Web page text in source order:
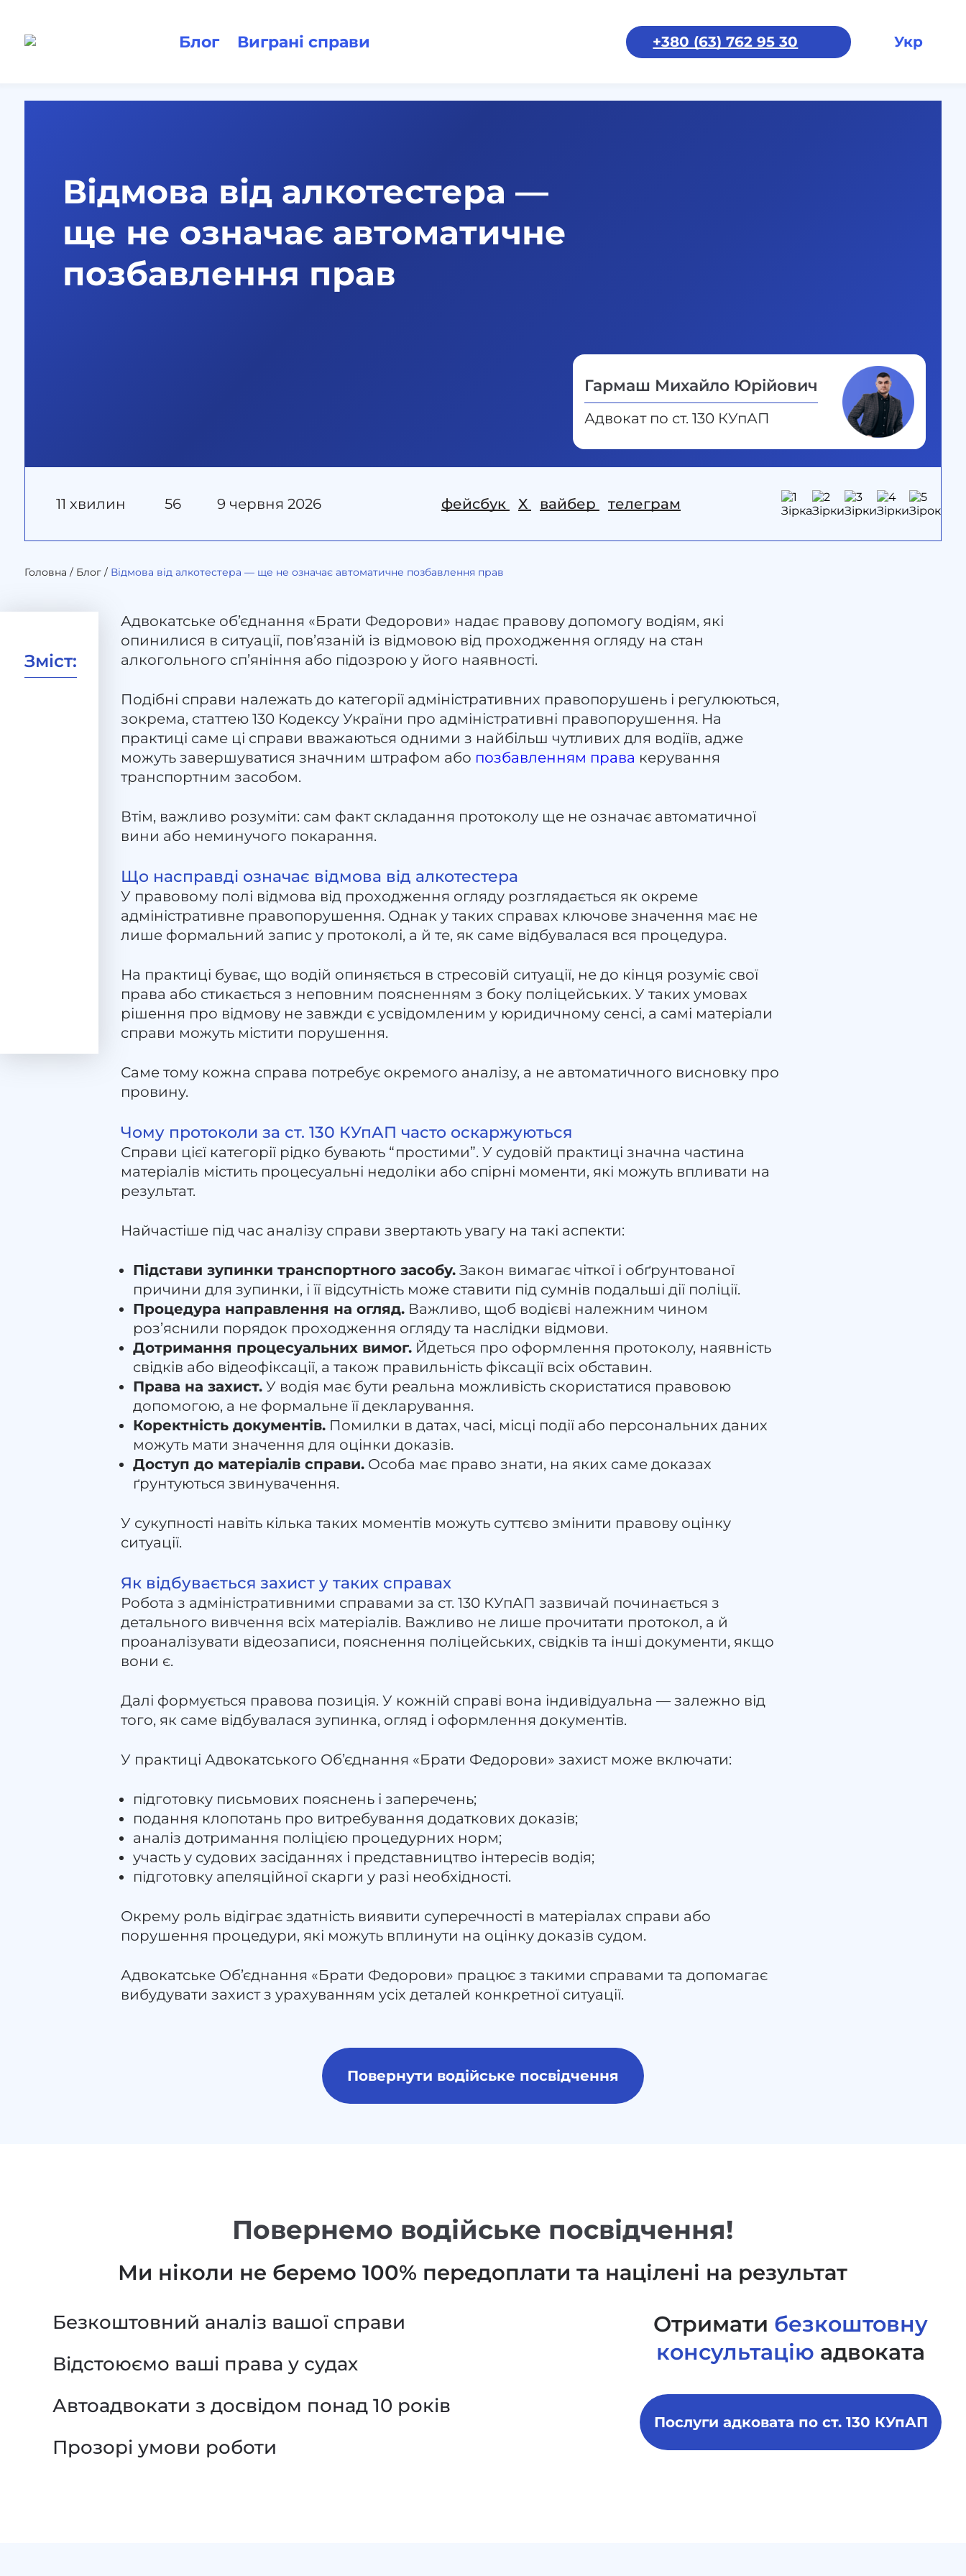
Блог Виграні справи +380 (63) 762 95 30 Укр
Відмова від алкотестера —
ще не означає автоматичне
позбавлення прав
Гармаш Михайло Юрійович
Адвокат по ст. 130 КУпАП
11 хвилин 56 9 червня 2026 фейсбук X вайбер телеграм
Головна / Блог/ Відмова від алкотестера — ще не означає автоматичне позбавлення прав
Зміст:
Адвокатське об’єднання «Брати Федорови» надає правову допомогу водіям, які
опинилися в ситуації, пов’язаній із відмовою від проходження огляду на стан
алкогольного сп’яніння або підозрою у його наявності.
Подібні справи належать до категорії адміністративних правопорушень і регулюються,
зокрема, статтею 130 Кодексу України про адміністративні правопорушення. На
практиці саме ці справи вважаються одними з найбільш чутливих для водіїв, адже
можуть завершуватися значним штрафом або позбавленням права керування
транспортним засобом.
Втім, важливо розуміти: сам факт складання протоколу ще не означає автоматичної
вини або неминучого покарання.
Що насправді означає відмова від алкотестера
У правовому полі відмова від проходження огляду розглядається як окреме
адміністративне правопорушення. Однак у таких справах ключове значення має не
лише формальний запис у протоколі, а й те, як саме відбувалася вся процедура.
На практиці буває, що водій опиняється в стресовій ситуації, не до кінця розуміє свої
права або стикається з неповним поясненням з боку поліцейських. У таких умовах
рішення про відмову не завжди є усвідомленим у юридичному сенсі, а самі матеріали
справи можуть містити порушення.
Саме тому кожна справа потребує окремого аналізу, а не автоматичного висновку про
провину.
Чому протоколи за ст. 130 КУпАП часто оскаржуються
Справи цієї категорії рідко бувають “простими”. У судовій практиці значна частина
матеріалів містить процесуальні недоліки або спірні моменти, які можуть впливати на
результат.
Найчастіше під час аналізу справи звертають увагу на такі аспекти:
Підстави зупинки транспортного засобу.Закон вимагає чіткої і обґрунтованої
причини для зупинки, і її відсутність може ставити під сумнів подальші дії поліції.
Процедура направлення на огляд.Важливо, щоб водієві належним чином
роз’яснили порядок проходження огляду та наслідки відмови.
Дотримання процесуальних вимог.Йдеться про оформлення протоколу, наявність
свідків або відеофіксації, а також правильність фіксації всіх обставин.
Права на захист.У водія має бути реальна можливість скористатися правовою
допомогою, а не формальне її декларування.
Коректність документів.Помилки в датах, часі, місці події або персональних даних
можуть мати значення для оцінки доказів.
Доступ до матеріалів справи.Особа має право знати, на яких саме доказах
ґрунтуються звинувачення.
У сукупності навіть кілька таких моментів можуть суттєво змінити правову оцінку
ситуації.
Як відбувається захист у таких справах
Робота з адміністративними справами за ст. 130 КУпАП зазвичай починається з
детального вивчення всіх матеріалів. Важливо не лише прочитати протокол, а й
проаналізувати відеозаписи, пояснення поліцейських, свідків та інші документи, якщо
вони є.
Далі формується правова позиція. У кожній справі вона індивідуальна — залежно від
того, як саме відбувалася зупинка, огляд і оформлення документів.
У практиці Адвокатського Об’єднання «Брати Федорови» захист може включати:
підготовку письмових пояснень і заперечень;
подання клопотань про витребування додаткових доказів;
аналіз дотримання поліцією процедурних норм;
участь у судових засіданнях і представництво інтересів водія;
підготовку апеляційної скарги у разі необхідності.
Окрему роль відіграє здатність виявити суперечності в матеріалах справи або
порушення процедури, які можуть вплинути на оцінку доказів судом.
Адвокатське Об’єднання «Брати Федорови» працює з такими справами та допомагає
вибудувати захист з урахуванням усіх деталей конкретної ситуації.
Повернути водійське посвідчення
Повернемо водійське посвідчення!
Ми ніколи не беремо 100% передоплати та націлені на результат
Безкоштовний аналіз вашої справи
Відстоюємо ваші права у судах
Автоадвокати з досвідом понад 10 років
Прозорі умови роботи
Отримати безкоштовну
консультацію адвоката
Послуги адковата по ст. 130 КУпАП